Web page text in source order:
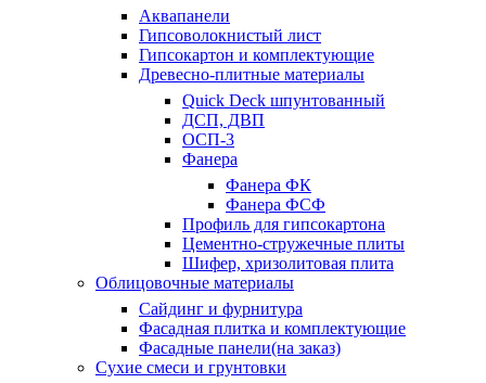
Аквапанели
Гипсоволокнистый лист
Гипсокартон и комплектующие
Древесно-плитные материалы
Quick Deck шпунтованный
ДСП, ДВП
ОСП-3
Фанера
Фанера ФК
Фанера ФСФ
Профиль для гипсокартона
Цементно-стружечные плиты
Шифер, хризолитовая плита
Облицовочные материалы
Сайдинг и фурнитура
Фасадная плитка и комплектующие
Фасадные панели(на заказ)
Сухие смеси и грунтовки